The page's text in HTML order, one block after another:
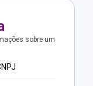
sobre um